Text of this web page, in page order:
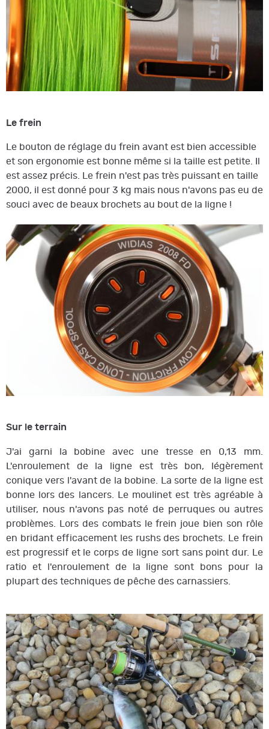
Le frein
Le bouton de réglage du frein avant est bien accessible
et son ergonomie est bonne même si la taille est petite. Il
est assez précis. Le frein n'est pas très puissant en taille
2000, il est donné pour 3 kg mais nous n'avons pas eu de
souci avec de beaux brochets au bout de la ligne !
Sur le terrain
J'ai garni la bobine avec une tresse en 0,13 mm.
L'enroulement de la ligne est très bon, légèrement
conique vers l'avant de la bobine. La sorte de la ligne est
bonne lors des lancers. Le moulinet est très agréable à
utiliser, nous n'avons pas noté de perruques ou autres
problèmes. Lors des combats le frein joue bien son rôle
en bridant efficacement les rushs des brochets. Le frein
est progressif et le corps de ligne sort sans point dur. Le
ratio et l'enroulement de la ligne sont bons pour la
plupart des techniques de pêche des carnassiers.